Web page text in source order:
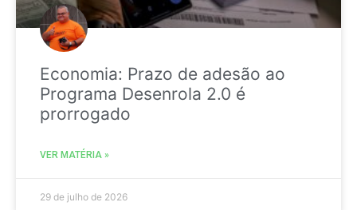
Economia: Prazo de adesão ao
Programa Desenrola 2.0 é
prorrogado
VER MATÉRIA »
29 de julho de 2026